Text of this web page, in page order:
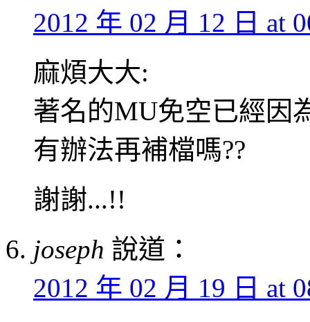
2012 年 02 月 12 日 at
麻煩大大:
著名的MU免空已經因
有辦法再補檔嗎??
謝謝...!!
joseph 說道：
2012 年 02 月 19 日 at